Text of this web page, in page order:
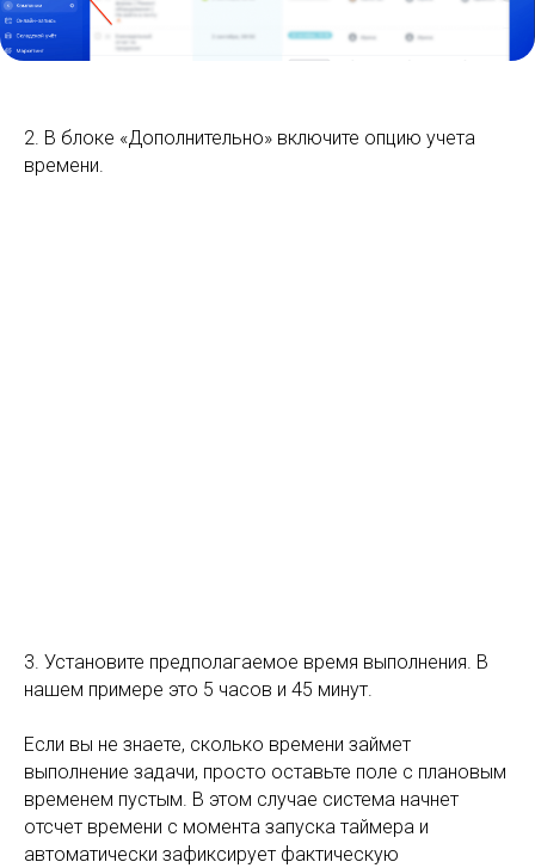
2. В блоке «Дополнительно» включите опцию учета
времени.
3. Установите предполагаемое время выполнения. В
нашем примере это 5 часов и 45 минут.
Если вы не знаете, сколько времени займет
выполнение задачи, просто оставьте поле с плановым
временем пустым. В этом случае система начнет
отсчет времени с момента запуска таймера и
автоматически зафиксирует фактическую